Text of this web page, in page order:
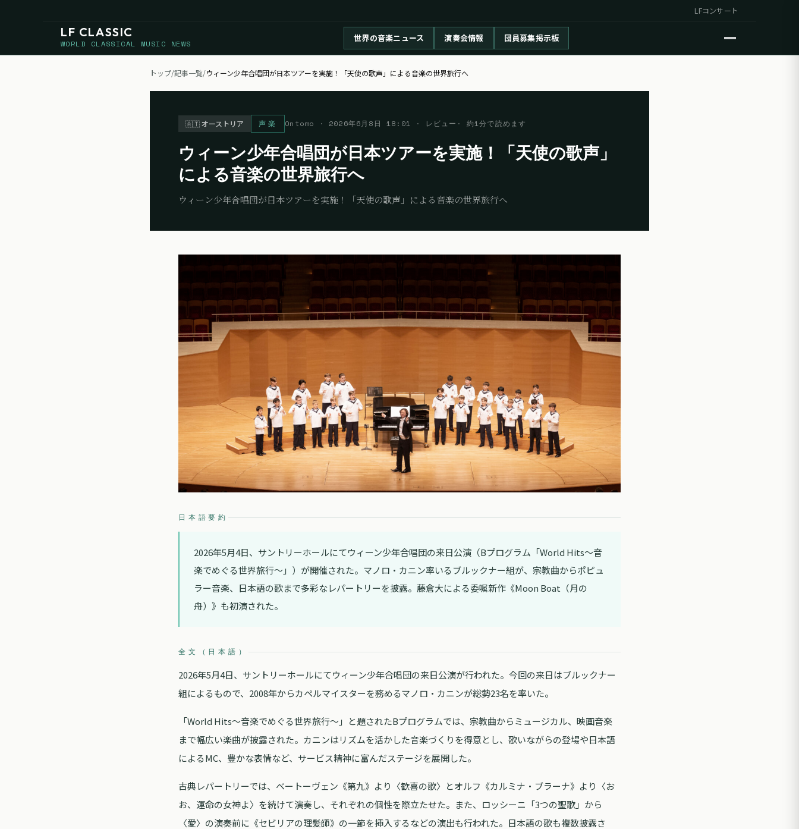
LFコンサート
LF CLASSIC
WORLD CLASSICAL MUSIC NEWS
世界の音楽ニュース 演奏会情報 団員募集掲示板
トップ/記事一覧/ウィーン少年合唱団が日本ツアーを実施！「天使の歌声」による音楽の世界旅行へ
🇦🇹 オーストリア 声楽 Ontomo · 2026年6月8日 18:01 · レビュー · 約1分で読めます
ウィーン少年合唱団が日本ツアーを実施！「天使の歌声」
による音楽の世界旅行へ
ウィーン少年合唱団が日本ツアーを実施！「天使の歌声」による音楽の世界旅行へ
日本語要約
2026年5月4日、サントリーホールにてウィーン少年合唱団の来日公演（Bプログラム「World Hits～音
楽でめぐる世界旅行～」）が開催された。マノロ・カニン率いるブルックナー組が、宗教曲からポピュ
ラー音楽、日本語の歌まで多彩なレパートリーを披露。藤倉大による委嘱新作《Moon Boat（月の
舟）》も初演された。
全文（日本語）
2026年5月4日、サントリーホールにてウィーン少年合唱団の来日公演が行われた。今回の来日はブルックナー
組によるもので、2008年からカペルマイスターを務めるマノロ・カニンが総勢23名を率いた。
「World Hits～音楽でめぐる世界旅行～」と題されたBプログラムでは、宗教曲からミュージカル、映画音楽
まで幅広い楽曲が披露された。カニンはリズムを活かした音楽づくりを得意とし、歌いながらの登場や日本語
によるMC、豊かな表情など、サービス精神に富んだステージを展開した。
古典レパートリーでは、ベートーヴェン《第九》より〈歓喜の歌〉とオルフ《カルミナ・ブラーナ》より〈お
お、運命の女神よ〉を続けて演奏し、それぞれの個性を際立たせた。また、ロッシーニ「3つの聖歌」から
〈愛〉の演奏前に《セビリアの理髪師》の一節を挿入するなどの演出も行われた。日本語の歌も複数披露さ